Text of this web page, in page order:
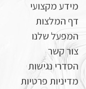
מידע מקצועי
דף המלצות
המפעל שלנו
צור קשר
הסדרי נגישות
מדיניות פרטיות